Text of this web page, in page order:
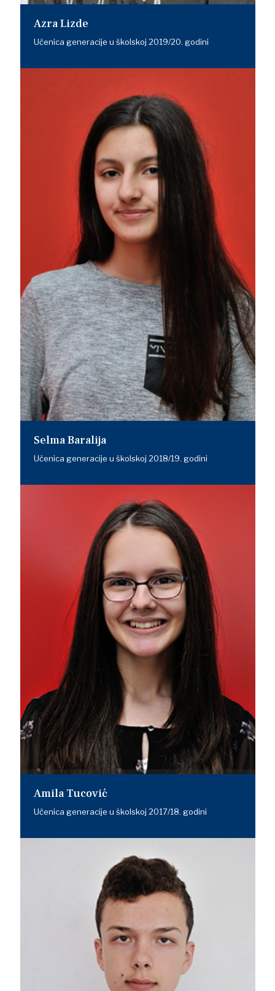
Azra Lizde
Učenica generacije u školskoj 2019/20. godini
Selma Baralija
Učenica generacije u školskoj 2018/19. godini
Amila Tucović
Učenica generacije u školskoj 2017/18. godini